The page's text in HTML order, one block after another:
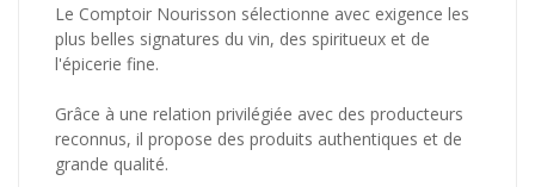
Le Comptoir Nourisson sélectionne avec exigence les
plus belles signatures du vin, des spiritueux et de
l'épicerie fine.
Grâce à une relation privilégiée avec des producteurs
reconnus, il propose des produits authentiques et de
grande qualité.